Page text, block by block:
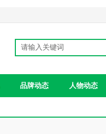
品牌动态 人物动态